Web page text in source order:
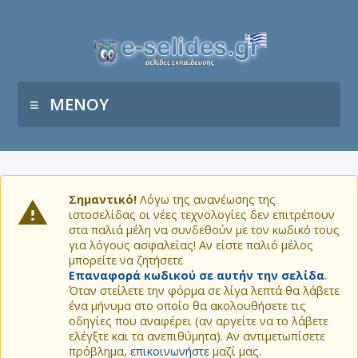
ΜΕΝΟΥ
Σημαντικό! Λόγω της ανανέωσης της
ιστοσελίδας οι νέες τεχνολογίες δεν επιτρέπουν
στα παλιά μέλη να συνδεθούν με τον κωδικό τους
για λόγους ασφαλείας! Αν είστε παλιό μέλος
μπορείτε να ζητήσετε
Επαναφορά κωδικού σε αυτήν την σελίδα.
Όταν στείλετε την φόρμα σε λίγα λεπτά θα λάβετε
ένα μήνυμα στο οποίο θα ακολουθήσετε τις
οδηγίες που αναφέρει (αν αργείτε να το λάβετε
ελέγξτε και τα ανεπιθύμητα). Αν αντιμετωπίσετε
πρόβλημα, επικοινωνήστε μαζί μας.